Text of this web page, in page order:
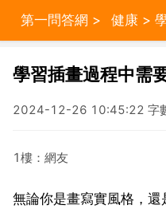
第一問答網 > 健康 >
學習插畫過程中需
2024-12-26 10:45:22 字
1樓：網友
無論你是畫寫實風格，